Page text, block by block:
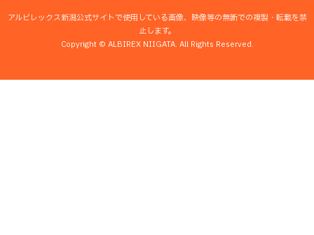
アルビレックス新潟公式サイトで使用している画像、映像等の無断での複製・転載を禁
止します。
Copyright © ALBIREX NIIGATA. All Rights Reserved.